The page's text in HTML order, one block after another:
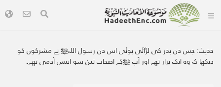
حدیث: جس دن بدر کی لڑائی ہوئی اس دن رسول اللہﷺ نے مشرکوں کو
دیکھا کہ وہ ایک ہزار تھے اور آپ ﷺکے اصحاب تین سو انیس آدمی تھے۔